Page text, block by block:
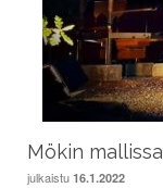
Mökin
julkaistu 16.1.2022